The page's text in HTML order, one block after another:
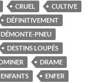
CRUEL
CULTIVE
DÉFINITIVEMENT
DÉMONTE-PNEU
DESTINS LOUPÉS
DRAME
ENFANTS
ENFER